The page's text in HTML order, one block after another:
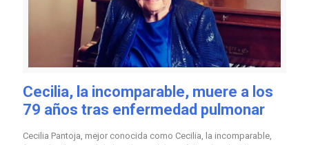
Cecilia, la incomparable, muere a los
79 años tras enfermedad pulmonar
Cecilia Pantoja, mejor conocida como Cecilia, la incomparable,